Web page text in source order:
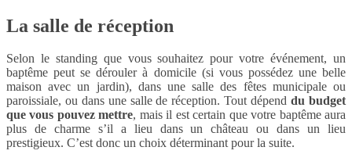
La salle de réception
Selon le standing que vous souhaitez pour votre événement, un
baptême peut se dérouler à domicile (si vous possédez une belle
maison avec un jardin), dans une salle des fêtes municipale ou
paroissiale, ou dans une salle de réception. Tout dépenddu budget
que vous pouvez mettre, mais il est certain que votre baptême aura
plus de charme s’il a lieu dans un château ou dans un lieu
prestigieux. C’est donc un choix déterminant pour la suite.